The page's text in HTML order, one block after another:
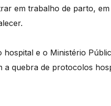
em trabalho de parto,
e o Ministério
quebra de protocolos